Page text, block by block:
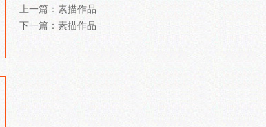
上一篇： 素描作品
下一篇： 素描作品